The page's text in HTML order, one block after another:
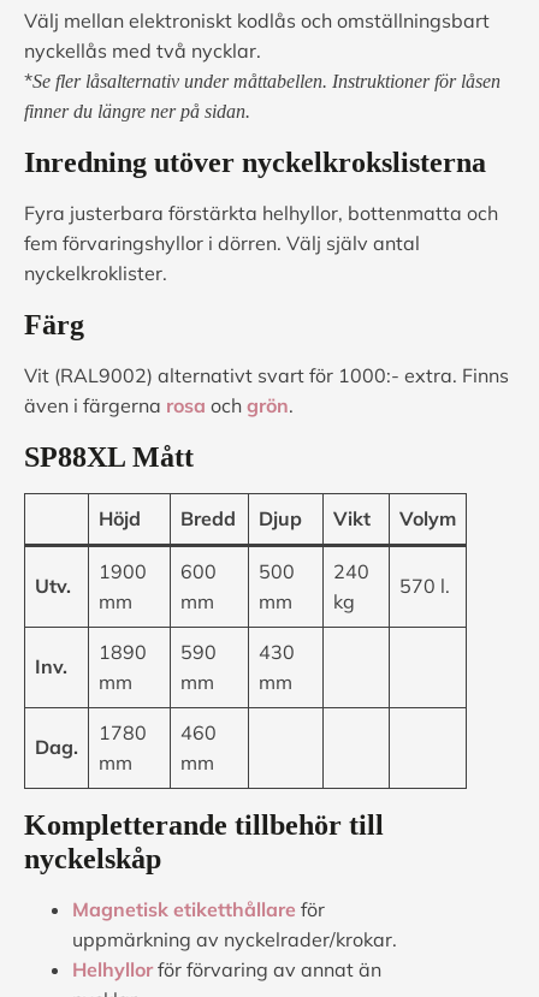
Välj mellan elektroniskt kodlås och omställningsbart
nyckellås med två nycklar.
*Se fler låsalternativ under måttabellen. Instruktioner för låsen
finner du längre ner på sidan.
Inredning utöver nyckelkrokslisterna
Fyra justerbara förstärkta helhyllor, bottenmatta och
fem förvaringshyllor i dörren. Välj själv antal
nyckelkroklister.
Färg
Vit (RAL9002) alternativt svart för 1000:- extra. Finns
även i färgerna rosa och grön.
SP88XL Mått
Höjd Bredd Djup Vikt Volym
Utv.
1900
mm
600
mm
500
mm
240
kg
570 l.
Inv.
1890
mm
590
mm
430
mm
Dag.
1780
mm
460
mm
Kompletterande tillbehör till
nyckelskåp
Magnetisk etiketthållare för
uppmärkning av nyckelrader/krokar.
Helhyllorför förvaring av annat än